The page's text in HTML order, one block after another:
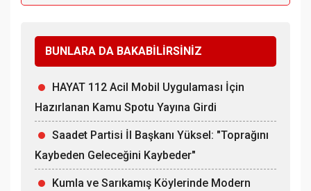
BUNLARA DA BAKABİLİRSİNİZ
HAYAT 112 Acil Mobil Uygulaması İçin
Hazırlanan Kamu Spotu Yayına Girdi
Saadet Partisi İl Başkanı Yüksel: "Toprağını
Kaybeden Geleceğini Kaybeder"
Kumla ve Sarıkamış Köylerinde Modern